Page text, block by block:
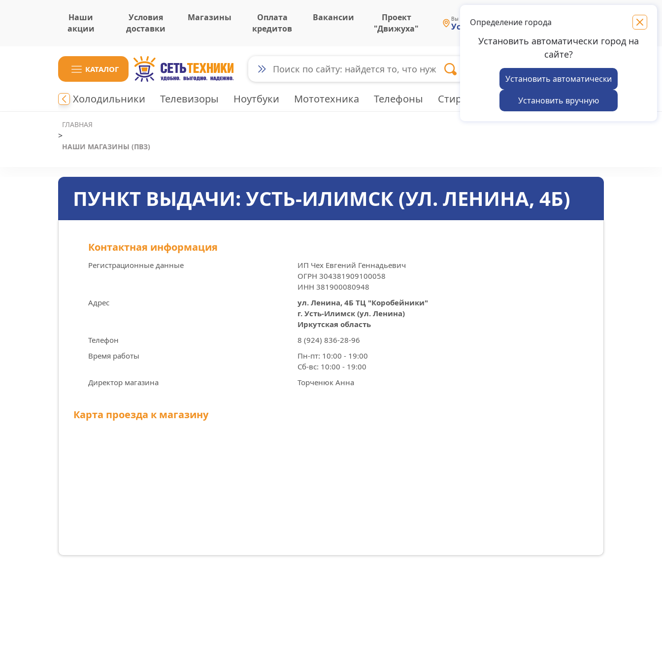
Наши
акции
Условия
доставки
Магазины
Оплата
кредитов
Вакансии
Проект
"Движуха"
Вы выбрали магазин в городе:
Усолье-Сибирское
Определение города
Установить автоматически город на
сайте?
Установить автоматически
Установить вручную
КАТАЛОГ
Избранное
Холодильники Телевизоры Ноутбуки Мототехника Телефоны Стиральные машины Пылесосы
Плиты
ГЛАВНАЯ
>
НАШИ МАГАЗИНЫ (ПВЗ)
ПУНКТ ВЫДАЧИ: УСТЬ-ИЛИМСК (УЛ. ЛЕНИНА, 4Б)
Контактная информация
Регистрационные данные
ИП Чех Евгений Геннадьевич
ОГРН 304381909100058
ИНН 381900080948
Адрес
ул. Ленина, 4Б ТЦ "Коробейники"
г.Усть-Илимск (ул. Ленина)
Иркутская область
Телефон
8 (924) 836-28-96
Время работы
Пн-пт: 10:00 - 19:00
Сб-вс: 10:00 - 19:00
Директор магазина
Торченюк Анна
Карта проезда к магазину